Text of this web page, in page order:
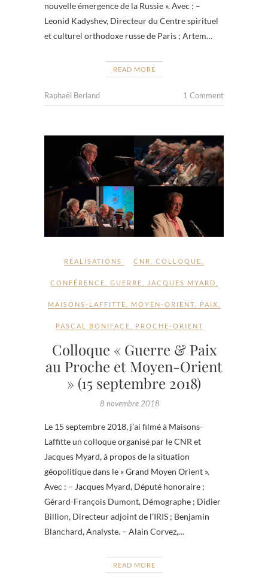
nouvelle émergence de la Russie ». Avec : –
Leonid Kadyshev, Directeur du Centre spirituel
et culturel orthodoxe russe de Paris ; Artem…
READ MORE
Raphaël Berland 1 Comment
RÉALISATIONS CNR COLLOQUE
CONFÉRENCE GUERRE JACQUES MYARD
MAISONS-LAFFITTE MOYEN-ORIENT PAIX
PASCAL BONIFACE PROCHE-ORIENT
Colloque « Guerre & Paix
au Proche et Moyen-Orient
» (15 septembre 2018)
8 novembre 2018
Le 15 septembre 2018, j’ai filmé à Maisons-
Laffitte un colloque organisé par le CNR et
Jacques Myard, à propos de la situation
géopolitique dans le « Grand Moyen Orient ».
Avec : – Jacques Myard, Député honoraire ;
Gérard-François Dumont, Démographe ; Didier
Billion, Directeur adjoint de l’IRIS ; Benjamin
Blanchard, Analyste. – Alain Corvez,…
READ MORE